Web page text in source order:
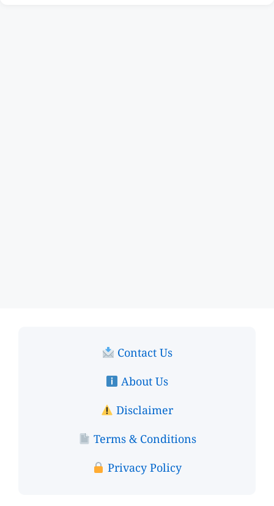
Contact Us
About Us
Disclaimer
Terms & Conditions
Privacy Policy